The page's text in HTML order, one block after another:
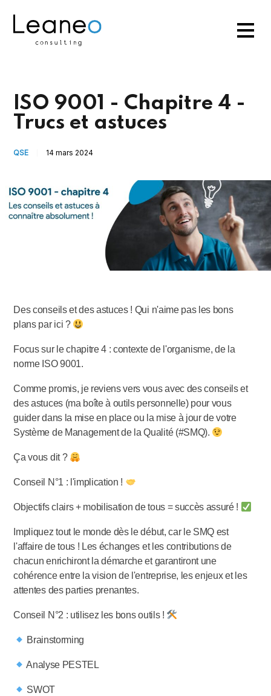
ISO 9001 - Chapitre 4 -
Trucs et astuces
QSE 14 mars 2024
Des conseils et des astuces ! Qui n'aime pas les bons
plans par ici ?
Focus sur le chapitre 4 : contexte de l'organisme, de la
norme ISO 9001.
Comme promis, je reviens vers vous avec des conseils et
des astuces (ma boîte à outils personnelle) pour vous
guider dans la mise en place ou la mise à jour de votre
Système de Management de la Qualité (#SMQ).
Ça vous dit ?
Conseil N°1 : l'implication !
Objectifs clairs + mobilisation de tous = succès assuré !
Impliquez tout le monde dès le début, car le SMQ est
l'affaire de tous ! Les échanges et les contributions de
chacun enrichiront la démarche et garantiront une
cohérence entre la vision de l'entreprise, les enjeux et les
attentes des parties prenantes.
Conseil N°2 : utilisez les bons outils !
Brainstorming
Analyse PESTEL
SWOT